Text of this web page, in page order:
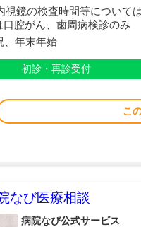
視鏡の検査時間等について
口腔がん、歯周病検診のみ
、年末年始
初診・再診受付
こ
なび医療相談
病院なび公式サービス